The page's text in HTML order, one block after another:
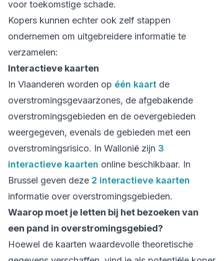
voor toekomstige schade.
Kopers kunnen echter ook zelf stappen
ondernemen om uitgebreidere informatie te
verzamelen:
Interactieve kaarten
In Vlaanderen worden op één kaart de
overstromingsgevaarzones, de afgebakende
overstromingsgebieden en de oevergebieden
weergegeven, evenals de gebieden met een
overstromingsrisico. In Wallonië zijn 3
interactieve kaarten online beschikbaar. In
Brussel geven deze 2 interactieve kaarten
informatie over overstromingsgebieden.
Waarop moet je letten bij het bezoeken van
een pand in overstromingsgebied?
Hoewel de kaarten waardevolle theoretische